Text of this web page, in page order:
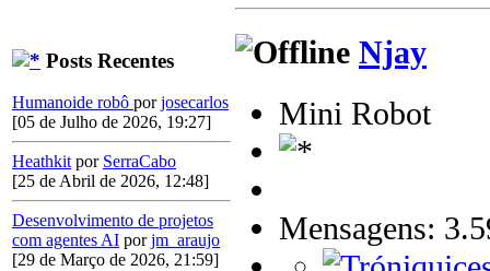
Posts Recentes
Humanoide robô porjosecarlos
[05 de Julho de 2026, 19:27]
Heathkit por SerraCabo
[25 de Abril de 2026, 12:48]
Desenvolvimento de projetos
com agentes AI porjm_araujo
[29 de Março de 2026, 21:59]
Njay
Mini Robot
Mensagens: